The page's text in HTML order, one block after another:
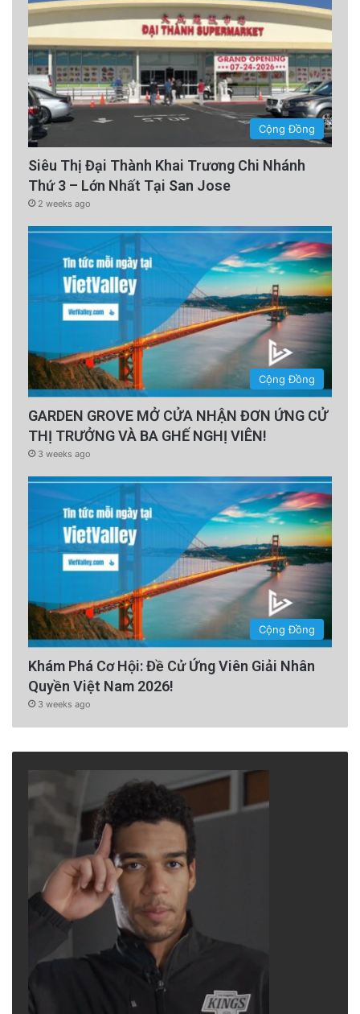
Cộng Đồng
Siêu Thị Đại Thành Khai Trương Chi Nhánh
Thứ 3 – Lớn Nhất Tại San Jose
2 weeks ago
Cộng Đồng
GARDEN GROVE MỞ CỬA NHẬN ĐƠN ỨNG CỬ
THỊ TRƯỞNG VÀ BA GHẾ NGHỊ VIÊN!
3 weeks ago
Cộng Đồng
Khám Phá Cơ Hội: Đề Cử Ứng Viên Giải Nhân
Quyền Việt Nam 2026!
3 weeks ago